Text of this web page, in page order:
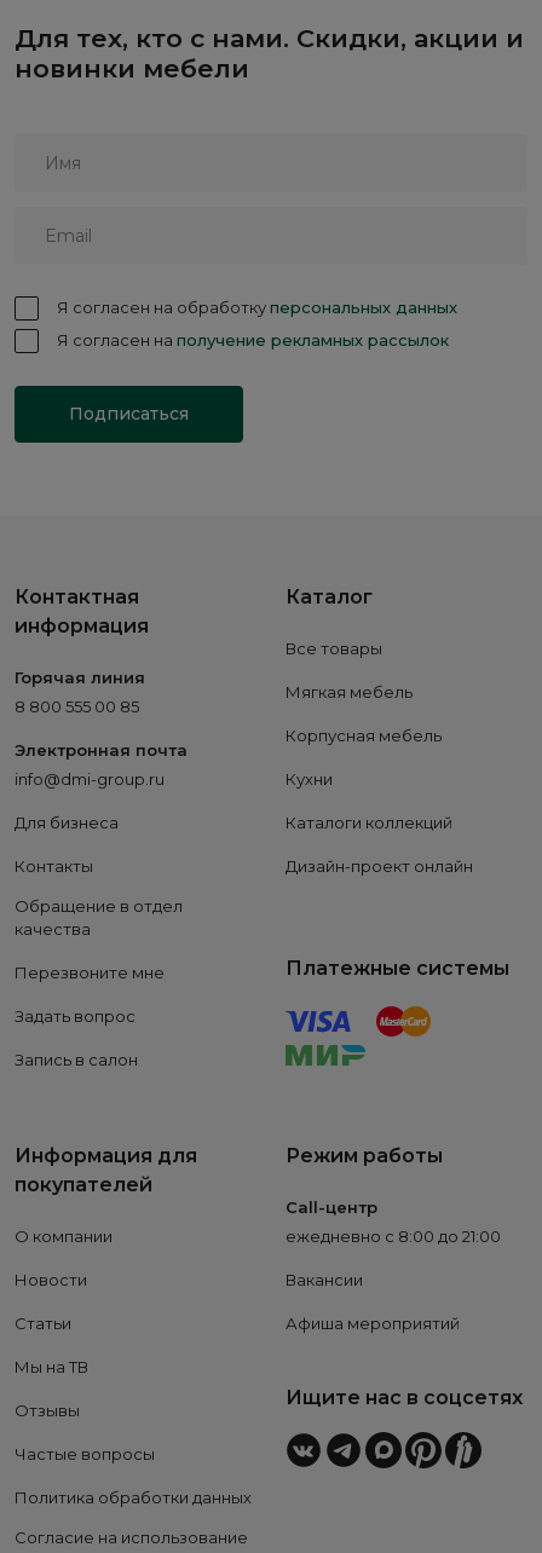
Для тех, кто с нами. Скидки, акции и
новинки мебели
Я согласен на обработкуперсональных данных
Я согласен на получение рекламных рассылок
Подписаться
Контактная
информация
Горячая линия
8 800 555 00 85
Электронная почта
info@dmi-group.ru
Для бизнеса
Контакты
Обращение в отдел
качества
Перезвоните мне
Задать вопрос
Запись в салон
Каталог
Все товары
Мягкая мебель
Корпусная мебель
Кухни
Каталоги коллекций
Дизайн-проект онлайн
Платежные системы
Информация для
покупателей
О компании
Новости
Статьи
Мы на ТВ
Отзывы
Частые вопросы
Политика обработки данных
Согласие на использование
Режим работы
Call-центр
ежедневно с 8:00 до 21:00
Вакансии
Афиша мероприятий
Ищите нас в соцсетях